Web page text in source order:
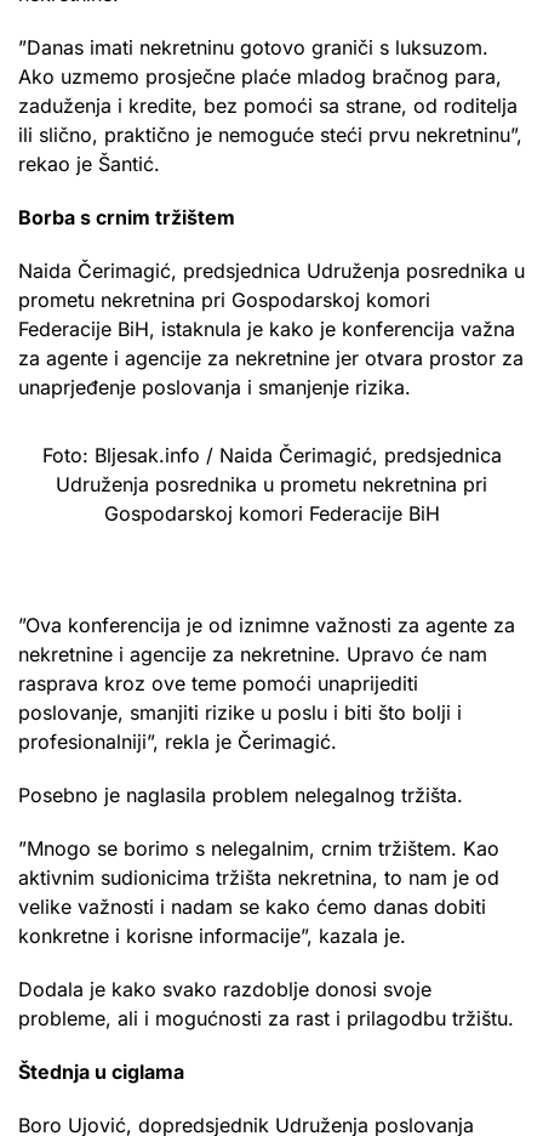
”Danas imati nekretninu gotovo graniči s luksuzom.
Ako uzmemo prosječne plaće mladog bračnog para,
zaduženja i kredite, bez pomoći sa strane, od roditelja
ili slično, praktično je nemoguće steći prvu nekretninu”,
rekao je Šantić.
Borba s crnim tržištem
Naida Čerimagić, predsjednica Udruženja posrednika u
prometu nekretnina pri Gospodarskoj komori
Federacije BiH, istaknula je kako je konferencija važna
za agente i agencije za nekretnine jer otvara prostor za
unaprjeđenje poslovanja i smanjenje rizika.
Foto: Bljesak.info / Naida Čerimagić, predsjednica
Udruženja posrednika u prometu nekretnina pri
Gospodarskoj komori Federacije BiH
”Ova konferencija je od iznimne važnosti za agente za
nekretnine i agencije za nekretnine. Upravo će nam
rasprava kroz ove teme pomoći unaprijediti
poslovanje, smanjiti rizike u poslu i biti što bolji i
profesionalniji”, rekla je Čerimagić.
Posebno je naglasila problem nelegalnog tržišta.
”Mnogo se borimo s nelegalnim, crnim tržištem. Kao
aktivnim sudionicima tržišta nekretnina, to nam je od
velike važnosti i nadam se kako ćemo danas dobiti
konkretne i korisne informacije”, kazala je.
Dodala je kako svako razdoblje donosi svoje
probleme, ali i mogućnosti za rast i prilagodbu tržištu.
Štednja u ciglama
Boro Ujović, dopredsjednik Udruženja poslovanja